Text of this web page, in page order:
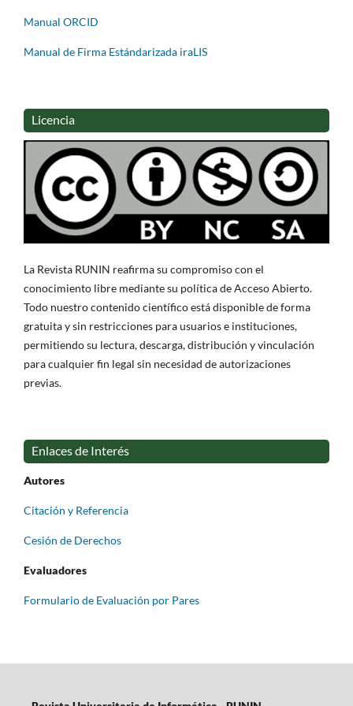
Manual ORCID
Manual de Firma Estándarizada iraLIS
Licencia
La Revista RUNIN reafirma su compromiso con el
conocimiento libre mediante su política de Acceso Abierto.
Todo nuestro contenido científico está disponible de forma
gratuita y sin restricciones para usuarios e instituciones,
permitiendo su lectura, descarga, distribución y vinculación
para cualquier fin legal sin necesidad de autorizaciones
previas.
Enlaces de Interés
Autores
Citación y Referencia
Cesión de Derechos
Evaluadores
Formulario de Evaluación por Pares